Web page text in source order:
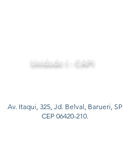
Unidade I - CAPI
Av. Itaqui, 325, Jd. Belval, Barueri, SP
CEP 06420-210.